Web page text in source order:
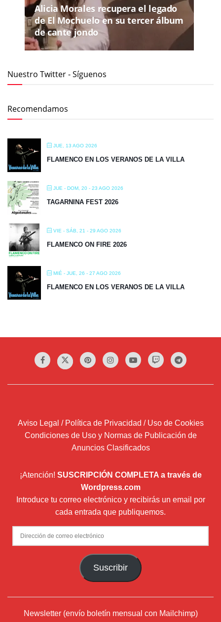
Alicia Morales recupera el legado
de El Mochuelo en su tercer álbum
de cante jondo
Nuestro Twitter - Síguenos
Recomendamos
JUE, 13 AGO 2026
FLAMENCO EN LOS VERANOS DE LA VILLA
JUE - DOM, 20 - 23 AGO 2026
TAGARNINA FEST 2026
VIE - SÁB, 21 - 29 AGO 2026
FLAMENCO ON FIRE 2026
MIÉ - JUE, 26 - 27 AGO 2026
FLAMENCO EN LOS VERANOS DE LA VILLA
Aviso Legal / Política de Privacidad / Uso de Cookies
Condiciones de Uso y Normas de Publicación de
Anuncios Clasificados
¡Atención! SUSCRIPCIÓN COMPLETA a través de
Wordpress.com
Introduce tu correo electrónico y recibirás un email por
cada entrada que publiquemos.
Dirección
de
Suscribir
Newsletter (envío boletín mensual con Mailchimp)